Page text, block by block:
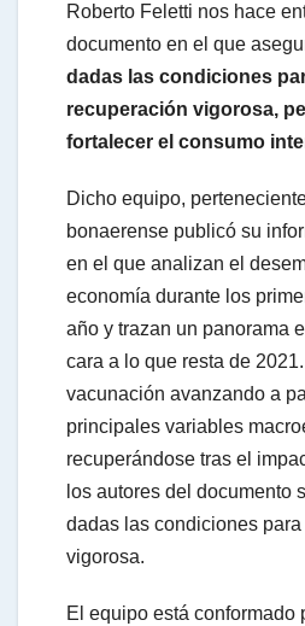
t
s
A
p
Roberto Feletti nos hace
documento en el que
dadas las condiciones
recuperación vigorosa,
fortalecer el consumo
Dicho equipo,
bonaerense publicó su
en el que analizan el
economía durante los
año y trazan un panorama
cara a lo que resta de
vacunación avanzando a
principales variables
recuperándose tras el
los autores del documento
dadas las condiciones
vigorosa.
El equipo está conformado